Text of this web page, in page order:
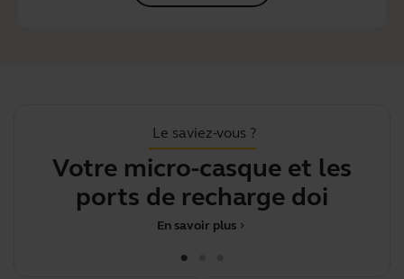
Le saviez-vous ?
Votre micro-casque et les
ports de recharge doivent êt
chevron_right
En savoir plus